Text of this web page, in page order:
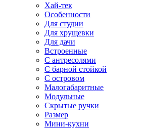
Хай-тек
Особенности
Для студии
Для хрущевки
Для дачи
Встроенные
С антресолями
С барной стойкой
С островом
Малогабаритные
Модульные
Скрытые ручки
Размер
Мини-кухни